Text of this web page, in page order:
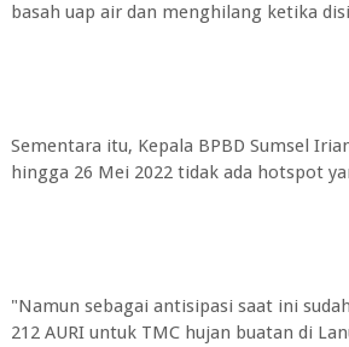
basah uap air dan menghilang ketika
Sementara itu, Kepala BPBD Sumsel
hingga 26 Mei 2022 tidak ada hotspot
"Namun sebagai antisipasi saat ini
212 AURI untuk TMC hujan buatan di